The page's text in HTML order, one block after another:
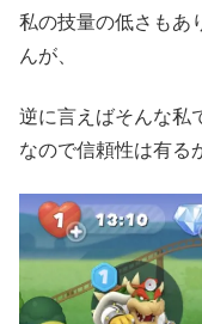
私の技量の低さもあ
んが、
逆に言えばそんな私
なので信頼性は有る